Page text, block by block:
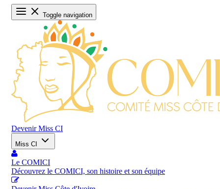
Toggle navigation
Devenir Miss CI
Miss CI
Le COMICI
Découvrez le COMICI, son histoire et son équipe